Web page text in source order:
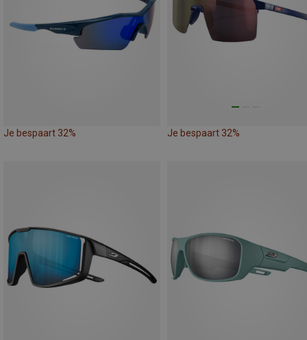
Je bespaart 32% Je bespaart 32%